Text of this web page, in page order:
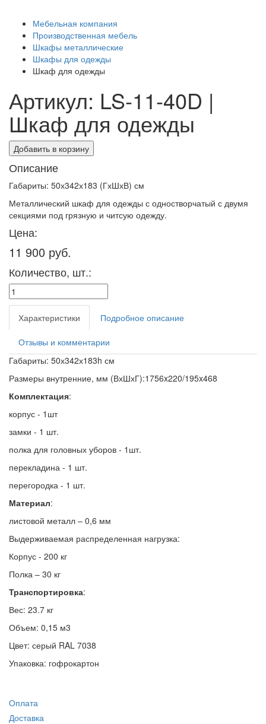
Мебельная компания
Производственная мебель
Шкафы металлические
Шкафы для одежды
Шкаф для одежды
Артикул: LS-11-40D |
Шкаф для одежды
Добавить в корзину
Описание
Габариты: 50х342х183 (ГхШхВ) см
Металлический шкаф для одежды с одностворчатый с двумя
секциями под грязную и читсую одежду.
Цена:
11 900 руб.
Количество, шт.:
Характеристики Подробное описание
Отзывы и комментарии
Габариты: 50х342х183h см
Размеры внутренние, мм (ВхШхГ):1756x220/195x468
Комплектация:
корпус - 1шт
замки - 1 шт.
полка для головных уборов - 1шт.
перекладина - 1 шт.
перегородка - 1 шт.
Материал:
листовой металл – 0,6 мм
Выдерживаемая распределенная нагрузка:
Корпус - 200 кг
Полка – 30 кг
Транспортировка:
Вес: 23.7 кг
Объем: 0,15 м3
Цвет: серый RAL 7038
Упаковка: гофрокартон
Оплата
Доставка